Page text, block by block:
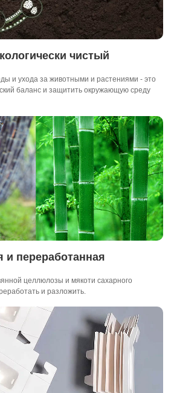
чистый
и ухода за животными и растениями - это
баланс и защитить окружающую среду
и переработанная
целлюлозы и мякоти сахарного
и разложить.